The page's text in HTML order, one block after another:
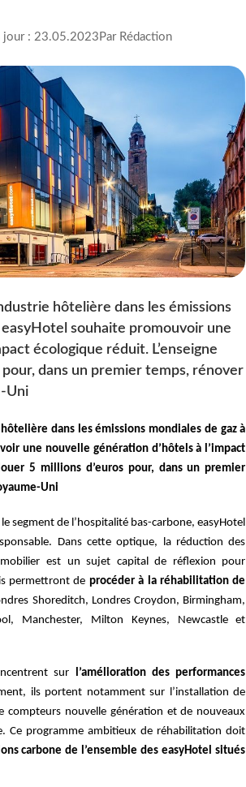
jour : 23.05.2023 Par Rédaction
hôtelière dans les émissions
souhaite promouvoir une
écologique réduit. L’enseigne
dans un premier temps, rénover
Uni
dans les émissions mondiales de gaz à
une nouvelle génération d’hôtels à l’impact
5 millions d’euros pour, dans un premier
Uni
segment de l’hospitalité bas-carbone, easyHotel
Dans cette optique, la réduction des
est un sujet capital de réflexion pour
permettront de procéder à la réhabilitation de
Shoreditch, Londres Croydon, Birmingham,
Manchester, Milton Keynes, Newcastle et
sur
l’amélioration des performances
ils portent notamment sur l’installation de
compteurs nouvelle génération et de nouveaux
Ce programme ambitieux de réhabilitation doit
carbone de l’ensemble des easyHotel situés